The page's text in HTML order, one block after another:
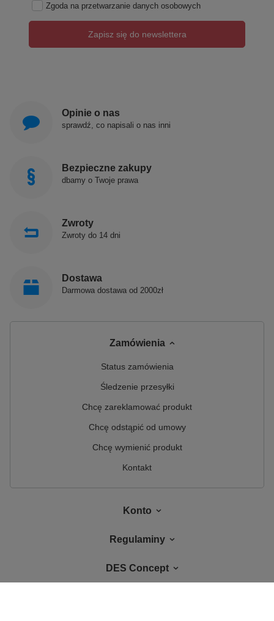
Zgoda na przetwarzanie danych osobowych
Zapisz się do newslettera
Opinie o nas
sprawdź, co napisali o nas inni
Bezpieczne zakupy
dbamy o Twoje prawa
Zwroty
Zwroty do 14 dni
Dostawa
Darmowa dostawa od 2000zł
Zamówienia
Status zamówienia
Śledzenie przesyłki
Chcę zareklamować produkt
Chcę odstąpić od umowy
Chcę wymienić produkt
Kontakt
Konto
Regulaminy
DES Concept